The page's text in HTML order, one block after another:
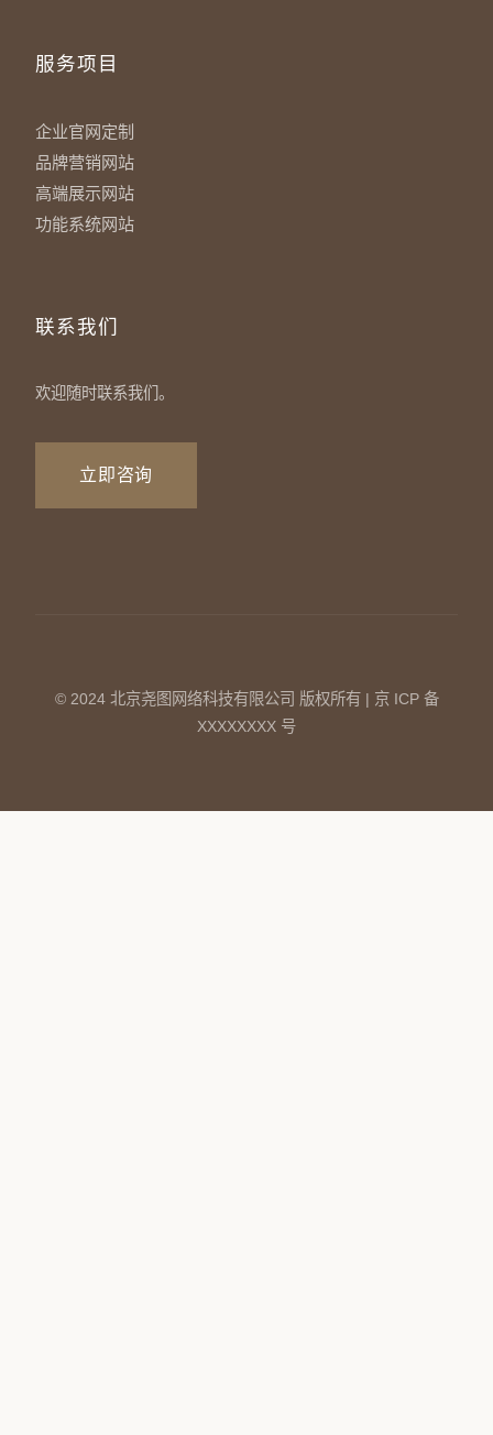
服务项目
企业官网定制
品牌营销网站
高端展示网站
功能系统网站
联系我们
欢迎随时联系我们。
立即咨询
© 2024 北京尧图网络科技有限公司 版权所有 | 京 ICP 备
XXXXXXXX 号